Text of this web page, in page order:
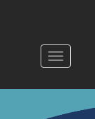
Toggle